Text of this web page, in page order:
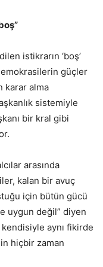
istikrarın ‘boş’
güçler
karar alma
sistemiyle
bir kral gibi
arasında
kalan bir avuç
için bütün gücü
uygun değil” diyen
aynı fikirde
hiçbir zaman